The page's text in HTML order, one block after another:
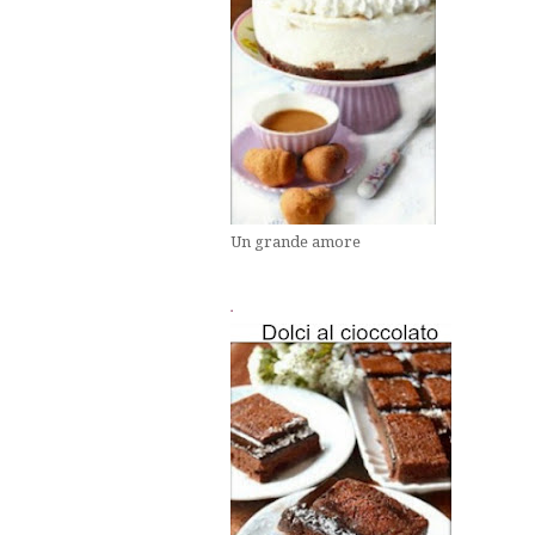
Un grande amore
.